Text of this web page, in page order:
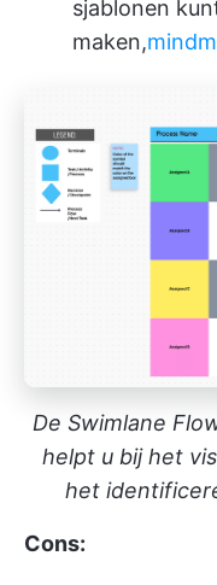
sjablonen
maken,
De Swimlane
helpt u bij het
het
Cons: